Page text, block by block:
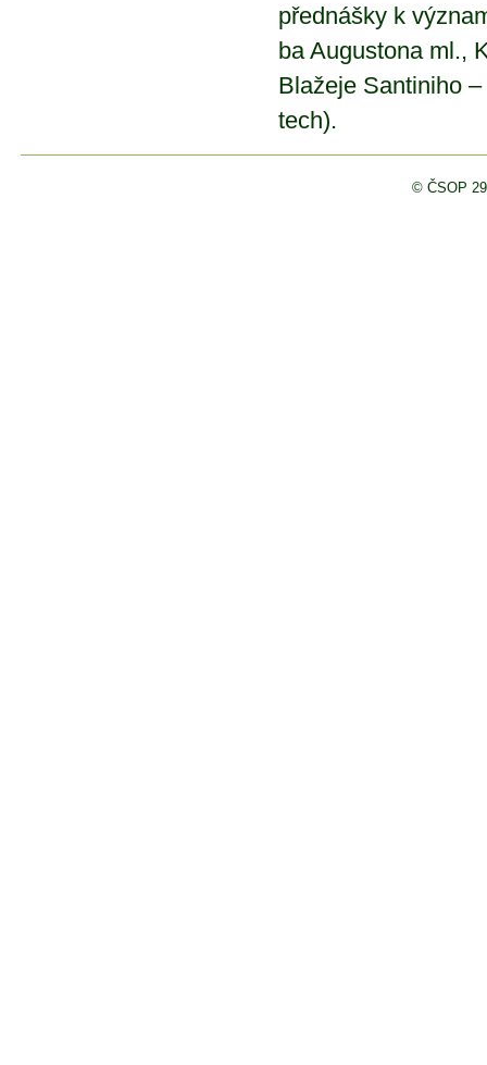
před­náš­ky k
ba Au­gusto­na ml.,
Bla­že­je San­ti­ni­ho
tech).
© ČSOP